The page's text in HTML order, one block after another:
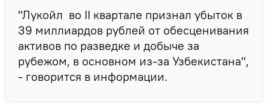
"Лукойл во II квартале признал убыток в
39 миллиардов рублей от обесценивания
активов по разведке и добыче за
рубежом, в основном из-за Узбекистана",
- говорится в информации.